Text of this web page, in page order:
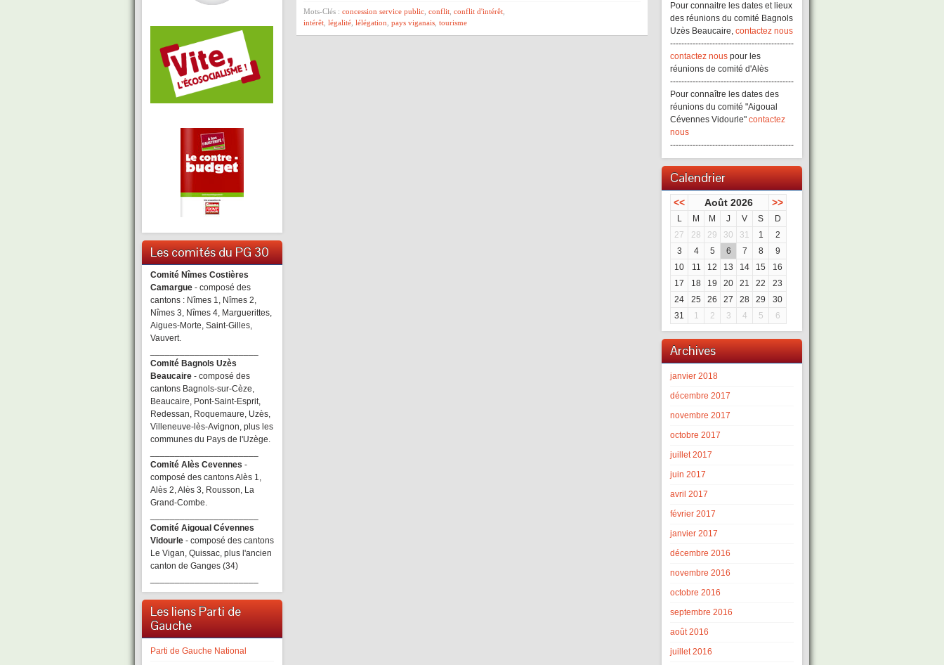
Les comités du PG 30
Comité Nîmes Costières
Camargue - composé des
cantons : Nîmes 1, Nîmes 2,
Nîmes 3, Nîmes 4, Marguerittes,
Aigues-Morte, Saint-Gilles,
Vauvert.
Comité Bagnols Uzès
Beaucaire - composé des
cantons Bagnols-sur-Cèze,
Beaucaire, Pont-Saint-Esprit,
Redessan, Roquemaure, Uzès,
Villeneuve-lès-Avignon, plus les
communes du Pays de l'Uzège.
Comité Alès Cevennes -
composé des cantons Alès 1,
Alès 2, Alès 3, Rousson, La
Grand-Combe.
Comité Aigoual Cévennes
Vidourle - composé des cantons
Le Vigan, Quissac, plus l'ancien
canton de Ganges (34)
Les liens Parti de
Gauche
Parti de Gauche National
Mots-Clés : concession service public conflit conflit d'intérêt
intérêt légalité lélégation pays viganais tourisme
Pour connaitre les dates et lieux
des réunions du comité Bagnols
Uzès Beaucaire, contactez nous
--------------------------------------------
contactez nous pour les
réunions de comité d'Alès
--------------------------------------------
Pour connaître les dates des
réunions du comité "Aigoual
Cévennes Vidourle" contactez
nous
--------------------------------------------
Calendrier
<< Août 2026 >>
L M M J V S
D
27
28 29 30 31 1
2
3
4 5 6 7 8
9
10
11 12 13 14 15
16
17
18 19 20 21 22
23
24
25 26 27 28 29
30
31
1 2 3 4 5 6
Archives
janvier 2018
décembre 2017
novembre 2017
octobre 2017
juillet 2017
juin 2017
avril 2017
février 2017
janvier 2017
décembre 2016
novembre 2016
octobre 2016
septembre 2016
août 2016
juillet 2016